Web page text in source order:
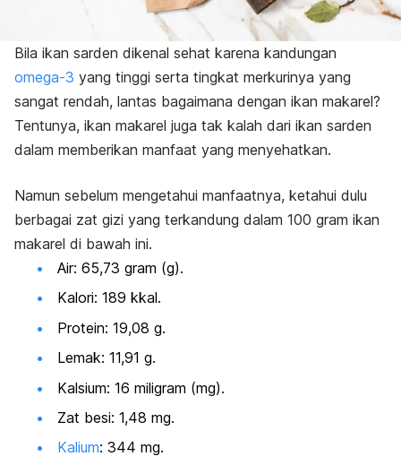
Bila ikan sarden dikenal sehat karena kandungan
omega-3 yang tinggi serta tingkat merkurinya yang
sangat rendah, lantas bagaimana dengan ikan makarel?
Tentunya, ikan makarel juga tak kalah dari ikan sarden
dalam memberikan manfaat yang menyehatkan.
Namun sebelum mengetahui manfaatnya, ketahui dulu
berbagai zat gizi yang terkandung dalam 100 gram ikan
makarel di bawah ini.
Air: 65,73 gram (g).
Kalori: 189 kkal.
Protein: 19,08 g.
Lemak: 11,91 g.
Kalsium: 16 miligram (mg).
Zat besi: 1,48 mg.
Kalium: 344 mg.